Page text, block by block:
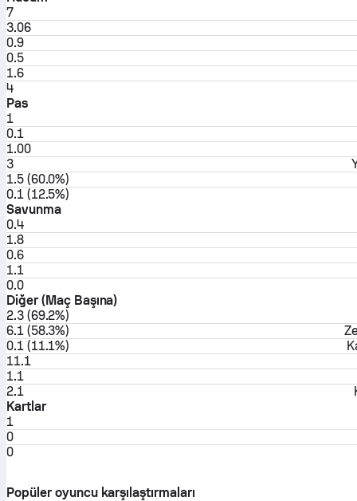
7
3.06
0.9
0.5
1.6
4
Pas
1
0.1
1.00
3
1.5 (60.0%)
0.1 (12.5%)
Savunma
0.4
1.8
0.6
1.1
0.0
Diğer (Maç Başına)
2.3 (69.2%)
6.1 (58.3%)
0.1 (11.1%)
11.1
1.1
2.1
Kartlar
1
0
0
Popüler oyuncu karşılaştırmaları